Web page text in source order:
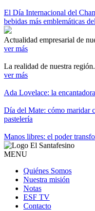
El Día Internacional del
bebidas más emblemáticas
Actualidad empresarial de
ver más
La realidad de nuestra región.
ver más
Ada Lovelace: la
Día del Mate: cómo maridar
pastelería
Manos libres: el poder
MENU
Quiénes Somos
Nuestra misión
Notas
ESF TV
Contacto